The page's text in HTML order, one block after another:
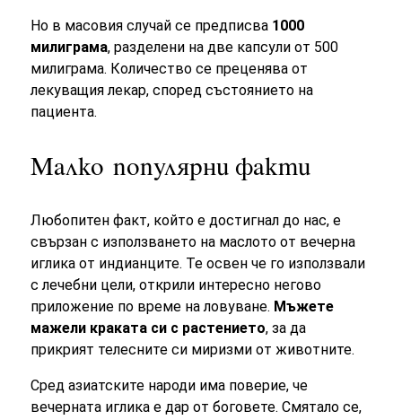
Но в масовия случай се предписва 1000
милиграма, разделени на две капсули от 500
милиграма. Количество се преценява от
лекуващия лекар, според състоянието на
пациента.
Малко популярни факти
Любопитен факт, който е достигнал до нас, е
свързан с използването на маслото от вечерна
иглика от индианците. Те освен че го използвали
с лечебни цели, открили интересно негово
приложение по време наловуване. Мъжете
мажели краката си с растението, за да
прикрият телесните си миризми от животните.
Сред азиатските народи има поверие, че
вечерната иглика е дар от боговете. Смятало се,